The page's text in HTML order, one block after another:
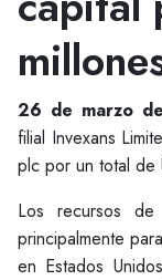
26 de marzo
filial Invexans
plc por un total de
Los recursos
principalmente
en Estados